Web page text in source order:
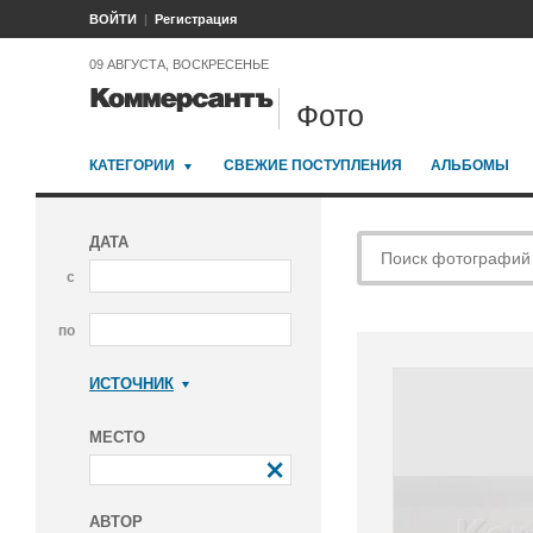
ВОЙТИ Регистрация
09 АВГУСТА, ВОСКРЕСЕНЬЕ
Фото
КАТЕГОРИИ СВЕЖИЕ ПОСТУПЛЕНИЯ АЛЬБОМЫ
ДАТА
с
по
ИСТОЧНИК
МЕСТО
АВТОР